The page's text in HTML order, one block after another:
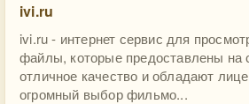
ivi.ru
ivi.ru - интернет сервис для
файлы, которые предоставлены на
отличное качество и обладают
огромный выбор фильмо...